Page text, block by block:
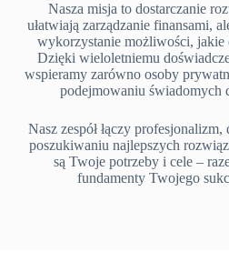
Nasza misja to dostarczanie
ułatwiają zarządzanie finansami,
wykorzystanie możliwości, jakie
Dzięki wieloletniemu
wspieramy zarówno osoby
podejmowaniu świadomych
Nasz zespół łączy
poszukiwaniu najlepszych
są Twoje potrzeby i cele –
fundamenty Twojego